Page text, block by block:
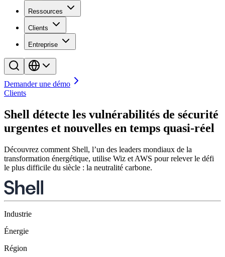
Ressources
Clients
Entreprise
Demander une démo
Clients
Shell détecte les vulnérabilités de sécurité
urgentes et nouvelles en temps quasi-réel
Découvrez comment Shell, l’un des leaders mondiaux de la
transformation énergétique, utilise Wiz et AWS pour relever le défi
le plus difficile du siècle : la neutralité carbone.
Industrie
Énergie
Région